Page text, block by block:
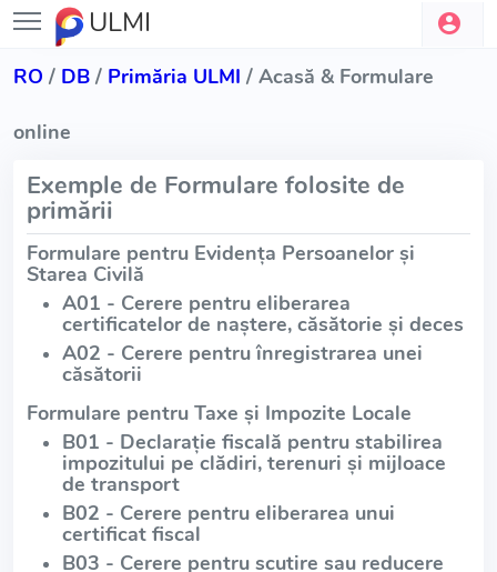
ULMI
RO / DB / Primăria ULMI / Acasă & Formulare
online
Exemple de Formulare folosite de
primării
Formulare pentru Evidența Persoanelor și
Starea Civilă
A01 - Cerere pentru eliberarea
certificatelor de naștere, căsătorie și deces
A02 - Cerere pentru înregistrarea unei
căsătorii
Formulare pentru Taxe și Impozite Locale
B01 - Declarație fiscală pentru stabilirea
impozitului pe clădiri, terenuri și mijloace
de transport
B02 - Cerere pentru eliberarea unui
certificat fiscal
B03 - Cerere pentru scutire sau reducere